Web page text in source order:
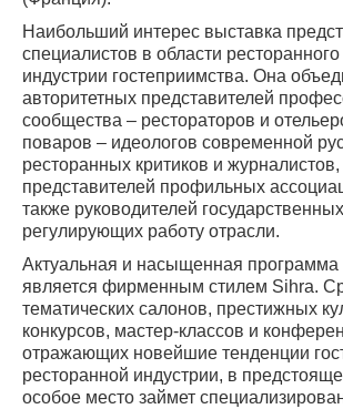
Наибольший интерес выставка
специалистов в области
индустрии гостеприимства. Она
авторитетных представителей
сообщества – рестораторов и
поваров – идеологов современной
ресторанных критиков и журналистов,
представителей профильных
также руководителей
регулирующих работу отрасли.
Актуальная и насыщенная программа
является фирменным стилем Sihra.
тематических салонов, престижных
конкурсов, мастер-классов и
отражающих новейшие тенденции
ресторанной индустрии, в
особое место займет